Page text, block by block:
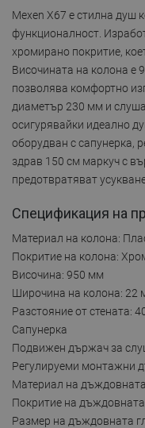
Mexen X67 е стилна душ
функционалност.
хромирано покритие,
Височината на колона е
позволява комфортно
диаметър 230 мм и
осигурявайки идеално
оборудван с сапунерка,
здрав 150 см маркуч с
предотвратяват
Спецификация на
Материал на колона:
Покритие на колона:
Височина: 950 мм
Широчина на колона: 22
Разстояние от стената:
Сапунерка
Подвижен държач за
Регулируеми монтажни
Материал на
Покритие на
Размер на дъждовната